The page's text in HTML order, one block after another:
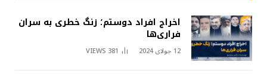
اخراج افراد دوستم؛ زنگ خطری به سران
فراری‌ها
12 جولای 2024 381
VIEWS